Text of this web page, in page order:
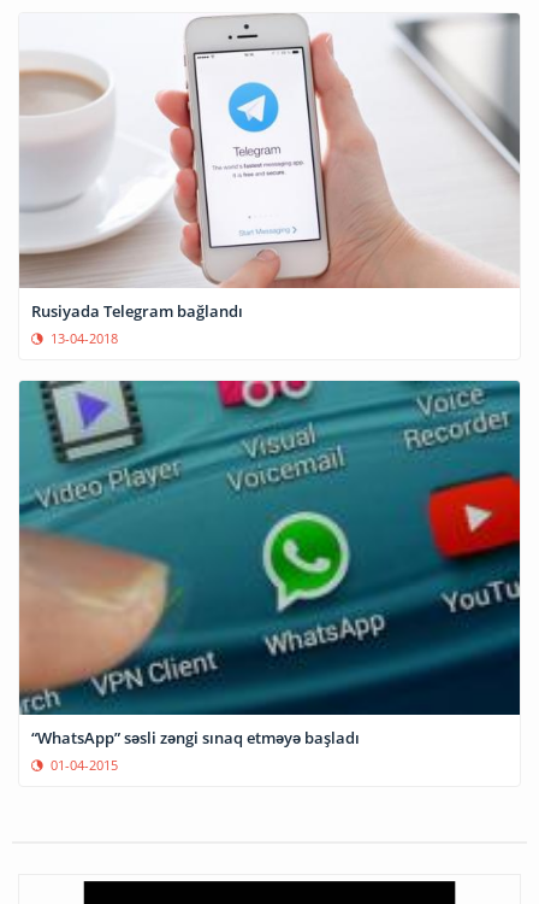
Rusiyada Telegram bağlandı
13-04-2018
“WhatsApp” səsli zəngi sınaq etməyə başladı
01-04-2015